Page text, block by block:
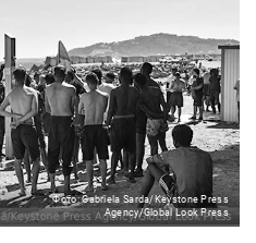
Фото: Gabriela Sarda/Keystone Press
Agency/Global Look Press